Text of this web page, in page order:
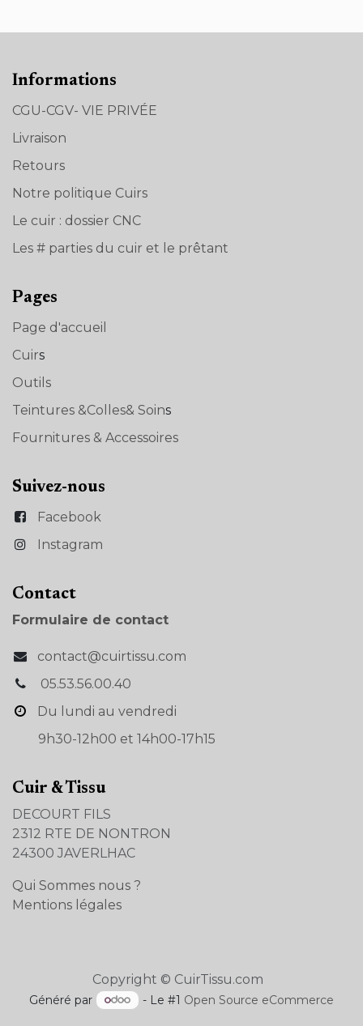
Informations
CGU-CGV- VIE PRIVÉE
Livraison
Retours
Notre politique Cuirs
Le cuir : dossier CNC
Les # parties du cuir et le prêtant
Pages
Page d'accueil
Cuirs
Outils
Teintures &Colles& Soins
Fournitures & Accessoires
Suivez-nous
Facebook
Instagram
Con​tact
Formulaire de contact
contact@cuirtissu.com
05.53.56.00.40
Du lundi au vendredi
9h30-12h00 et 14h00-17h15
Cuir & Tissu
DECOURT FILS
2312 RTE DE NONTRON
24300 JAVERLHAC
Qui Sommes nous ?
Mentions légales
Copyright © CuirTissu.com
Généré par - Le #1 Open Source eCommerce